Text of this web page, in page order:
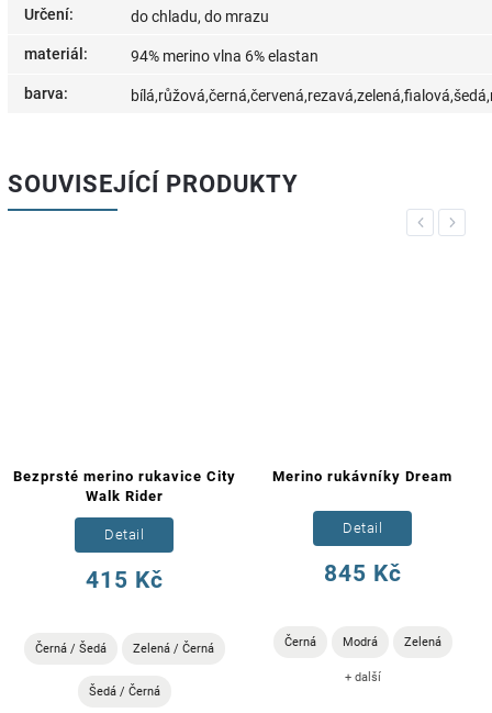
Určení: do chladu, do mrazu
materiál : 94% merino vlna 6% elastan
barva:
SOUVISEJÍCÍ PRODUKTY
Previous
Bezprsté merino rukavice City
Walk Rider
415 Kč
Detail
Černá / Šedá Zelená / Černá
Šedá / Černá
Merino rukávníky Dream
845 Kč
Detail
Černá Modrá Zelená
+ další
Next